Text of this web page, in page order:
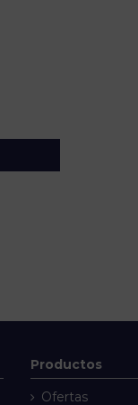
Productos
Ofertas